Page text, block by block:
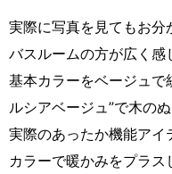
実際に写真を見てもお
バスルームの方が広く
基本カラーをベージュで
ルシアベージュ”で木の
実際のあったか機能ア
カラーで暖かみをプラ